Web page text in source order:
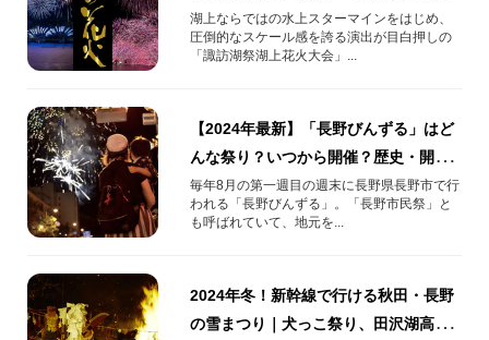
ど徹底解説
湖上ならではの水上スターマインをはじめ、
圧倒的なスケール感を誇る演出が目白押しの
「諏訪湖祭湖上花火大会」...
【2024年最新】「長野びんずる」はど
んな祭り？いつから開催？歴史・開催
場所まとめ
毎年8月の第一週目の週末に長野県長野市で行
われる「長野びんずる」。「長野市民祭」と
も呼ばれていて、地元を...
2024年冬！新幹線で行ける秋田・長野
の雪まつり｜犬っこ祭り、田沢湖高